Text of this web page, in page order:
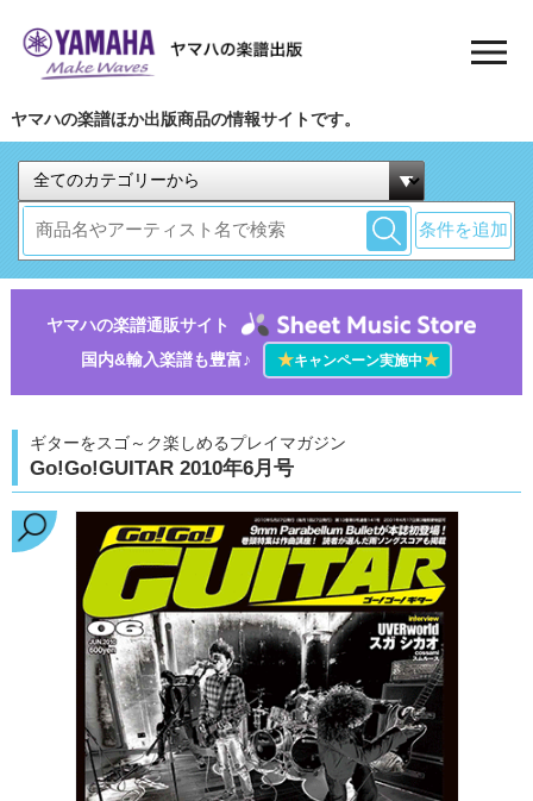
ヤマハの楽譜ほか出版商品の情報サイトです。
条件を追加
ヤマハの楽譜通販サイト
国内&輸入楽譜も豊富♪
★キャンペーン実施中★
ギターをスゴ～ク楽しめるプレイマガジン
Go!Go!GUITAR 2010年6月号